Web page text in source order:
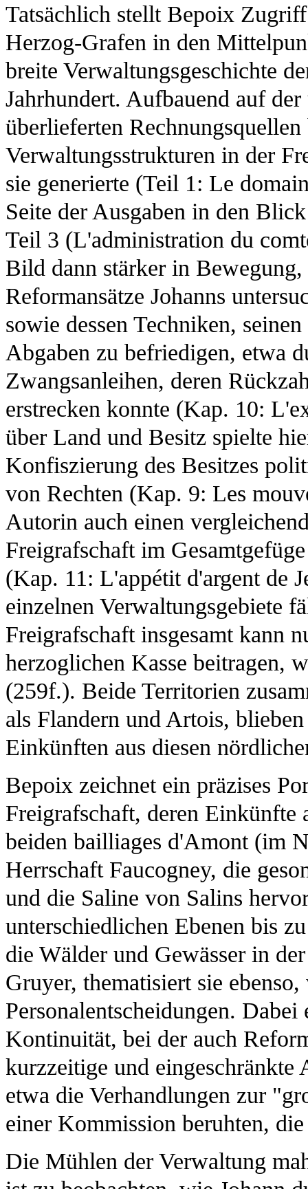
Tatsächlich stellt Bepoix
Herzog-Grafen in den
breite Verwaltungsgeschichte
Jahrhundert. Aufbauend auf
überlieferten
Verwaltungsstrukturen in der
sie generierte (Teil 1: Le
Seite der Ausgaben in den
Teil 3 (L'administration du
Bild dann stärker in
Reformansätze Johanns
sowie dessen Techniken,
Abgaben zu befriedigen, etwa
Zwangsanleihen, deren
erstrecken konnte (Kap. 10:
über Land und Besitz spielte
Konfiszierung des Besitzes
von Rechten (Kap. 9: Les
Autorin auch einen
Freigrafschaft im
(Kap. 11: L'appétit d'argent de
einzelnen Verwaltungsgebiete
Freigrafschaft insgesamt kann
herzoglichen Kasse beitragen,
(259f.). Beide Territorien
als Flandern und Artois,
Einkünften aus diesen
Bepoix zeichnet ein präzises
Freigrafschaft, deren Einkünfte
beiden bailliages d'Amont (im
Herrschaft Faucogney, die
und die Saline von Salins
unterschiedlichen Ebenen bis
die Wälder und Gewässer in
Gruyer, thematisiert sie
Personalentscheidungen.
Kontinuität, bei der auch
kurzzeitige und
etwa die Verhandlungen zur
einer Kommission beruhten,
Die Mühlen der Verwaltung